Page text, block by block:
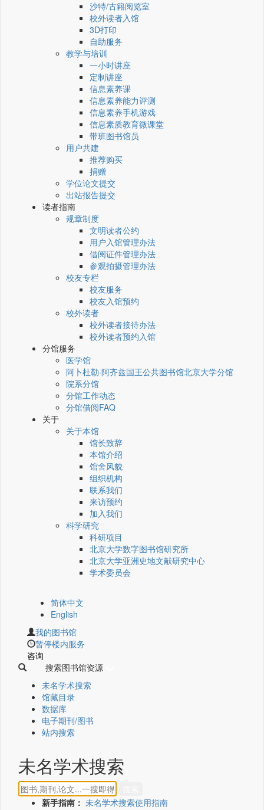
沙特/古籍阅览室
校外读者入馆
3D打印
自助服务
教学与培训
一小时讲座
定制讲座
信息素养课
信息素养能力评测
信息素养手机游戏
信息素质教育微课堂
带班图书馆员
用户共建
推荐购买
捐赠
学位论文提交
出站报告提交
读者指南
规章制度
文明读者公约
用户入馆管理办法
借阅证件管理办法
参观拍摄管理办法
校友专栏
校友服务
校友入馆预约
校外读者
校外读者接待办法
校外读者预约入馆
分馆服务
医学馆
阿卜杜勒·阿齐兹国王公共图书馆北京大学分馆
院系分馆
分馆工作动态
分馆借阅FAQ
关于
关于本馆
馆长致辞
本馆介绍
馆舍风貌
组织机构
联系我们
来访预约
加入我们
科学研究
科研项目
北京大学数字图书馆研究所
北京大学亚洲史地文献研究中心
学术委员会
简体中文
English
我的图书馆
暂停楼内服务
咨询
搜索图书馆资源
未名学术搜索
馆藏目录
数据库
电子期刊/图书
站内搜索
未名学术搜索
新手指南： 未名学术搜索使用指南